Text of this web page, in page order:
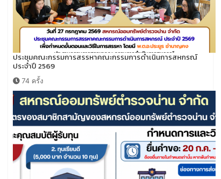
ประชุมคณะกรรมการสรรหาคณะกรรมการดำเนินการสหกรณ์
ประจำปี 2569
74 ครั้ง